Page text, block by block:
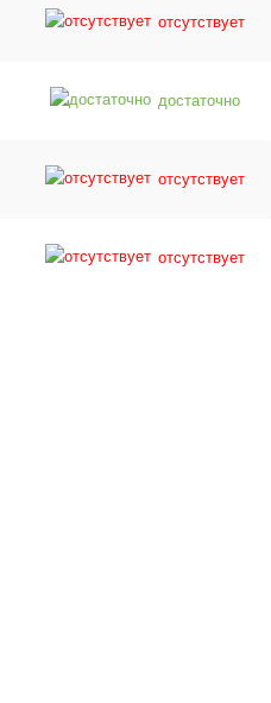
отсутствует
достаточно
отсутствует
отсутствует